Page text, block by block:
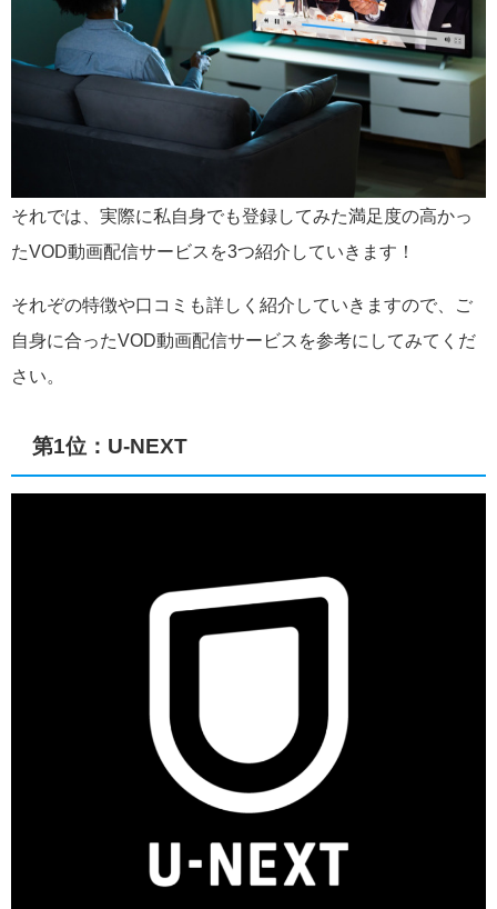
それでは、実際に私自身でも登録してみた満足度の高かっ
たVOD動画配信サービスを3つ紹介していきます！
それぞの特徴や口コミも詳しく紹介していきますので、ご
自身に合ったVOD動画配信サービスを参考にしてみてくだ
さい。
第1位：U-NEXT